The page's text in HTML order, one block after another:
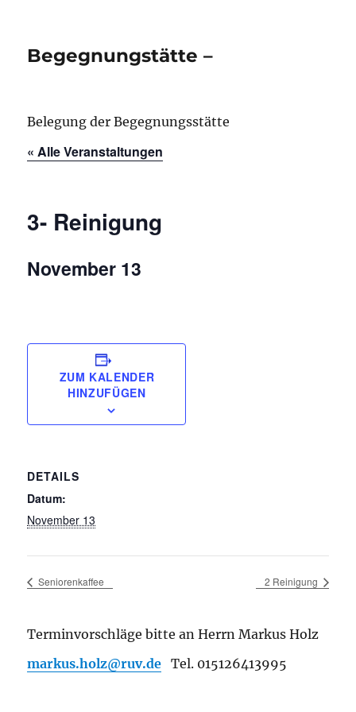
Begegnungstätte –
Belegung der Begegnungsstätte
« Alle Veranstaltungen
3- Reinigung
November 13
ZUM KALENDER
HINZUFÜGEN
DETAILS
Datum:
November 13
Seniorenkaffee 2 Reinigung
Terminvorschläge bitte an Herrn Markus Holz
markus.holz@ruv.de Tel. 015126413995